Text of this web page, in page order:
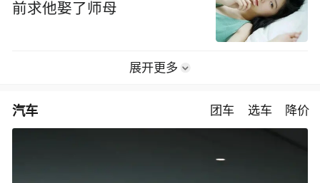
前求他娶了师母
展开更多
汽车 团车 选车 降价